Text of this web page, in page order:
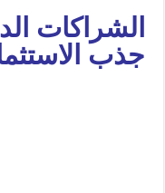
الشراكات
جذب